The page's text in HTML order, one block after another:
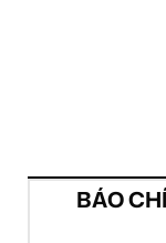
BÁO